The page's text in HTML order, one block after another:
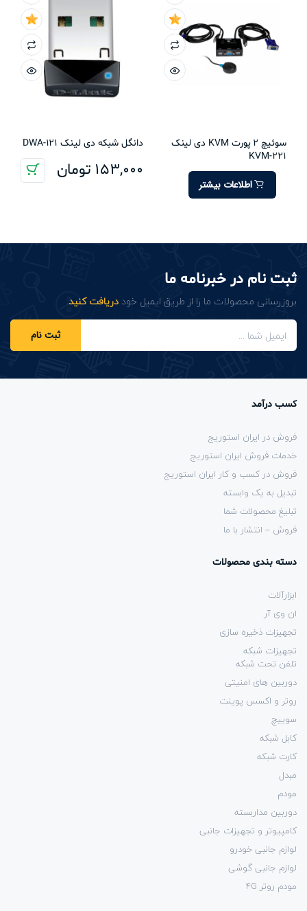
سوئیچ 2 پورت KVM دی لینک
KVM-221
اطلاعات بیشتر
دانگل شبکه دی لینک DWA-121
153,000 تومان
ثبت نام در خبرنامه ما
بروزرسانی محصولات ما را از طریق ایمیل خود دریافت کنید.
ثبت نام
کسب درآمد
فروش در ایران استوریج
خدمات فروش ایران استوریج
فروش در کسب و کار ایران استوریج
تبدیل به یک وابسته
تبلیغ محصولات شما
فروش – انتشار با ما
دسته بندی محصولات
ابزارآلات
ان وی آر
تجهیزات ذخیره سازی
تجهیزات شبکه
تلفن تحت شبکه
دوربین های امنیتی
روتر و اکسس پوینت
سوییچ
کابل شبکه
کارت شبکه
مبدل
مودم
دوربین مداربسته
کامپیوتر و تجهیزات جانبی
لوازم جانبی خودرو
لوازم جانبی گوشی
مودم روتر 4G